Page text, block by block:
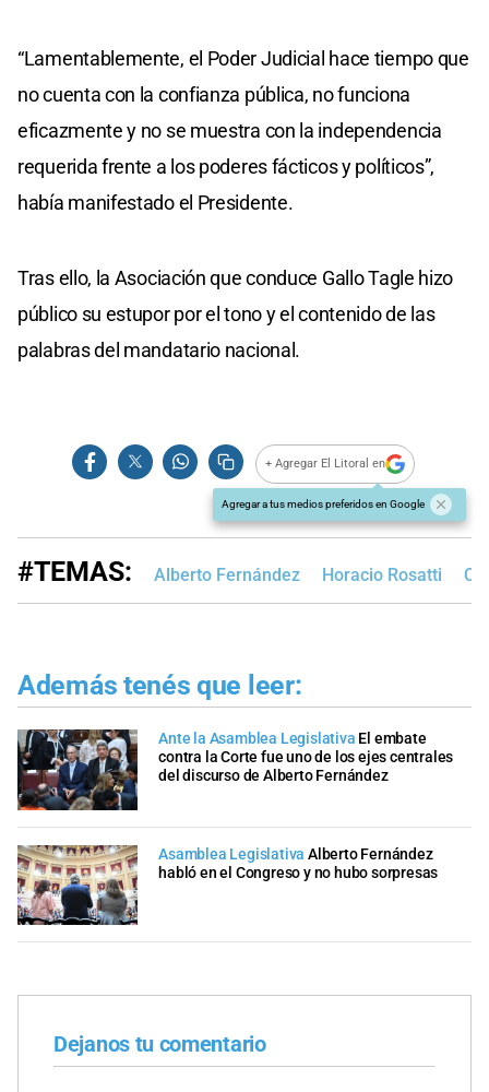
“Lamentablemente, el Poder Judicial hace tiempo que
no cuenta con la confianza pública, no funciona
eficazmente y no se muestra con la independencia
requerida frente a los poderes fácticos y políticos”,
había manifestado el Presidente.
Tras ello, la Asociación que conduce Gallo Tagle hizo
público su estupor por el tono y el contenido de las
palabras del mandatario nacional.
+ Agregar El Litoral en
Agregar a tus medios preferidos en Google
#TEMAS: Alberto Fernández Horacio Rosatti
Además tenés que leer:
Ante la Asamblea Legislativa El embate
contra la Corte fue uno de los ejes centrales
del discurso de Alberto Fernández
Asamblea Legislativa Alberto Fernández
habló en el Congreso y no hubo sorpresas
Dejanos tu comentario